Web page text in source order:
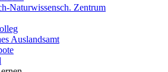
Naturwissensch. Zentrum
Auslandsamt